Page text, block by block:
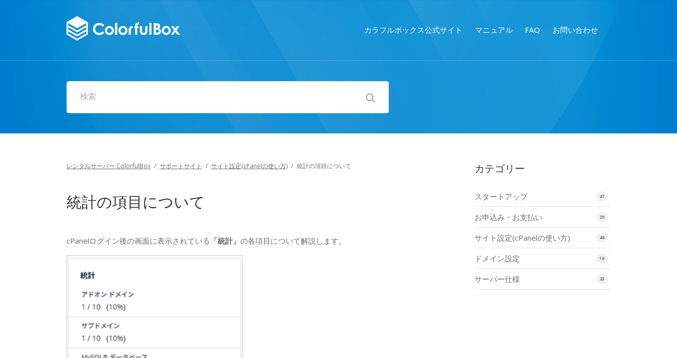
カラフルボックス公式サイト マニュアル FAQ お問い合わせ
検索
レンタルサーバー ColorfulBox / サポートサイト / サイト設定(cPanelの使い方) / 統計の項目について
統計の項目について
cPanelログイン後の画面に表示されている 「統計」 の各項目について解説します。
カテゴリー
47
スタートアップ
29
お申込み・お支払い
46
サイト設定(cPanelの使い方)
16
ドメイン設定
23
サーバー仕様